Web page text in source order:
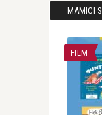
MAMICI
FILM